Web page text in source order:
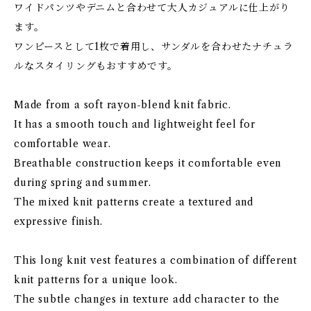
ワイドパンツやデニムと合わせて大人カジュアルに仕上がり
ます。
ワンピースとして1枚で着用し、サンダルを合わせたナチュラ
ルなスタイリングもおすすめです。
Made from a soft rayon-blend knit fabric.
It has a smooth touch and lightweight feel for
comfortable wear.
Breathable construction keeps it comfortable even
during spring and summer.
The mixed knit patterns create a textured and
expressive finish.
This long knit vest features a combination of different
knit patterns for a unique look.
The subtle changes in texture add character to the